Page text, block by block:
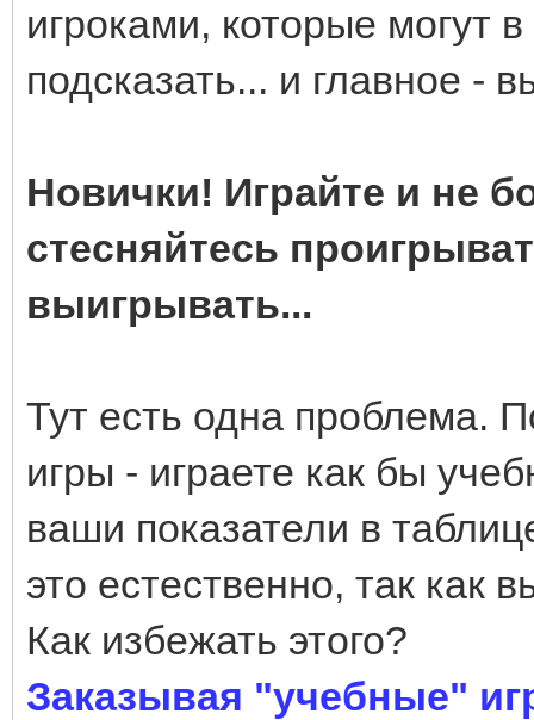
игроками, которые могут
подсказать... и главное -
Новички! Играйте и не
стесняйтесь
выигрывать...
Тут есть одна проблема.
игры - играете как бы
ваши показатели в
это естественно, так как
Как избежать этого?
Заказывая "учебные"